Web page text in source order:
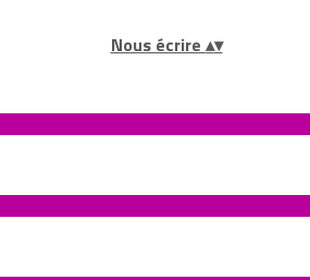
Nous écrire ▴▾